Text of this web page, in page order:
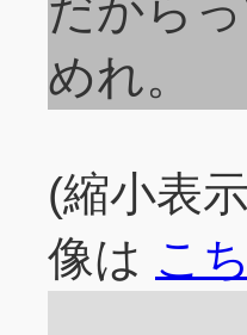
めれ。
(縮小表
像は こ